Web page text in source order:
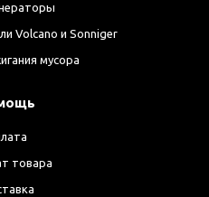
Volcano и Sonniger
мусора
товара